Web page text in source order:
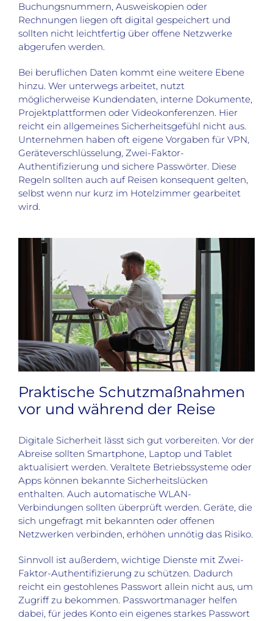
Buchungsnummern, Ausweiskopien oder
Rechnungen liegen oft digital gespeichert und
sollten nicht leichtfertig über offene Netzwerke
abgerufen werden.
Bei beruflichen Daten kommt eine weitere Ebene
hinzu. Wer unterwegs arbeitet, nutzt
möglicherweise Kundendaten, interne Dokumente,
Projektplattformen oder Videokonferenzen. Hier
reicht ein allgemeines Sicherheitsgefühl nicht aus.
Unternehmen haben oft eigene Vorgaben für VPN,
Geräteverschlüsselung, Zwei-Faktor-
Authentifizierung und sichere Passwörter. Diese
Regeln sollten auch auf Reisen konsequent gelten,
selbst wenn nur kurz im Hotelzimmer gearbeitet
wird.
Praktische Schutzmaßnahmen
vor und während der Reise
Digitale Sicherheit lässt sich gut vorbereiten. Vor der
Abreise sollten Smartphone, Laptop und Tablet
aktualisiert werden. Veraltete Betriebssysteme oder
Apps können bekannte Sicherheitslücken
enthalten. Auch automatische WLAN-
Verbindungen sollten überprüft werden. Geräte, die
sich ungefragt mit bekannten oder offenen
Netzwerken verbinden, erhöhen unnötig das Risiko.
Sinnvoll ist außerdem, wichtige Dienste mit Zwei-
Faktor-Authentifizierung zu schützen. Dadurch
reicht ein gestohlenes Passwort allein nicht aus, um
Zugriff zu bekommen. Passwortmanager helfen
dabei, für jedes Konto ein eigenes starkes Passwort